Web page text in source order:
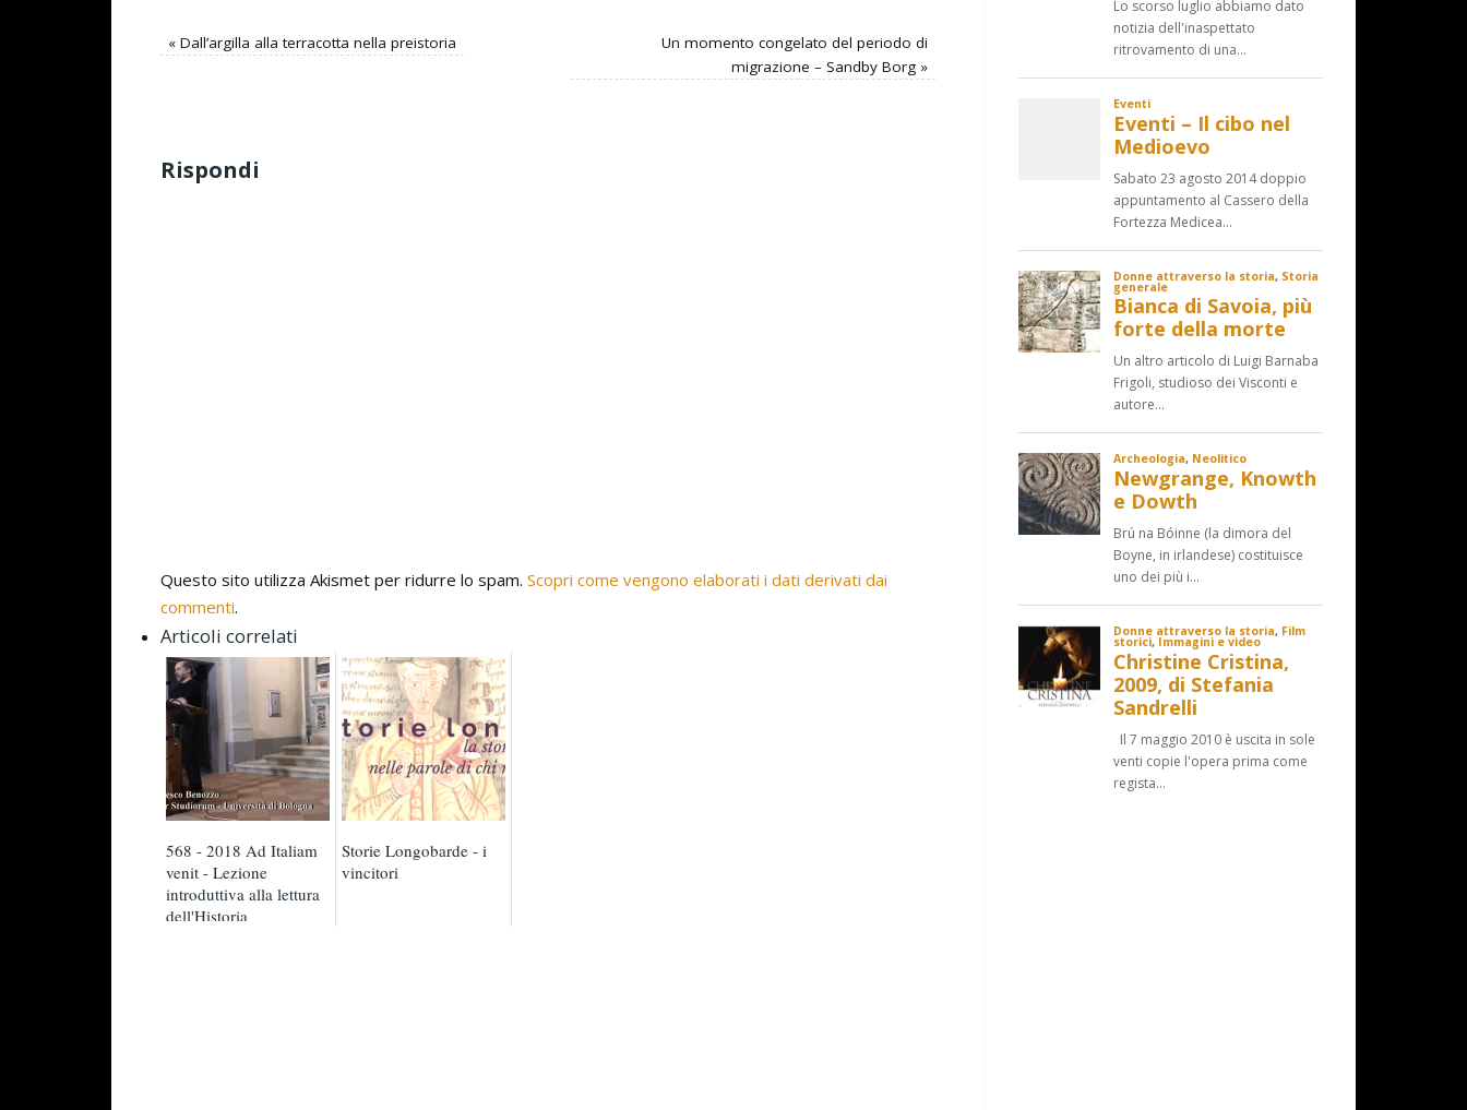
« Dall’argilla alla terracotta nella preistoria
Un momento congelato del periodo di
migrazione – Sandby Borg »
Rispondi
Questo sito utilizza Akismet per ridurre lo spam. Scopri come vengono elaborati i dati derivati dai
commenti.
Articoli correlati
568 - 2018 Ad Italiam
venit - Lezione
introduttiva alla lettura
dell'Historia
Storie Longobarde - i
vincitori